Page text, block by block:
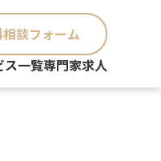
談フォーム
ス一覧専門家求人